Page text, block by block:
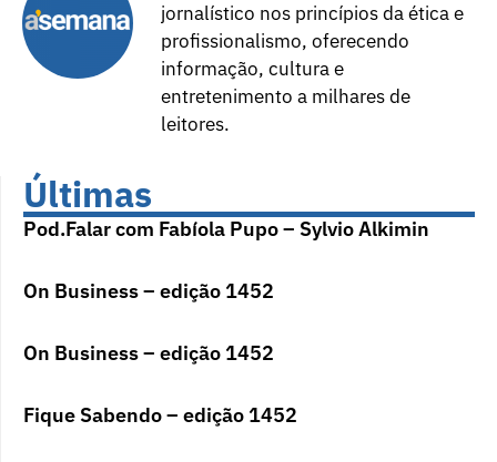
jornalístico nos princípios da ética e
profissionalismo, oferecendo
informação, cultura e
entretenimento a milhares de
leitores.
Últimas
Pod.Falar com Fabíola Pupo – Sylvio Alkimin
On Business – edição 1452
On Business – edição 1452
Fique Sabendo – edição 1452